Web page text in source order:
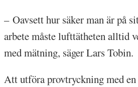
– Oavsett hur säker man är på
arbete måste lufttätheten alltid
med mätning, säger Lars Tobin.
Att utföra provtryckning med